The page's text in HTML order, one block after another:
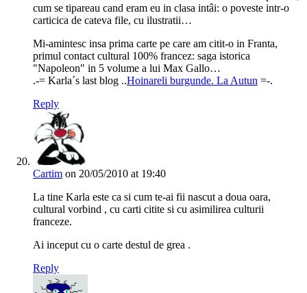
cum se tipareau cand eram eu in clasa intâi: o poveste intr-o
carticica de cateva file, cu ilustratii…
Mi-amintesc insa prima carte pe care am citit-o in Franta,
primul contact cultural 100% francez: saga istorica
"Napoleon" in 5 volume a lui Max Gallo…
.-= Karla´s last blog ..Hoinareli burgunde. La Autun =-.
Reply
Cartim on 20/05/2010 at 19:40
La tine Karla este ca si cum te-ai fii nascut a doua oara,
cultural vorbind , cu carti citite si cu asimilirea culturii
franceze.
Ai inceput cu o carte destul de grea .
Reply